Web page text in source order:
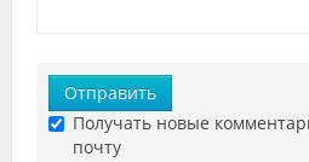
Отправить
Получать новые
почту